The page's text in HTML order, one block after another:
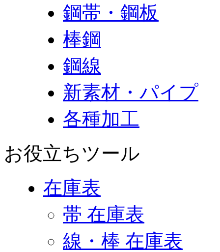
鋼帯・鋼板
棒鋼
鋼線
新素材・パイプ
各種加工
お役立ちツール
在庫表
帯 在庫表
線・棒 在庫表